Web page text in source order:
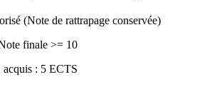
(Note de rattrapage conservée)
finale >= 10
: 5 ECTS